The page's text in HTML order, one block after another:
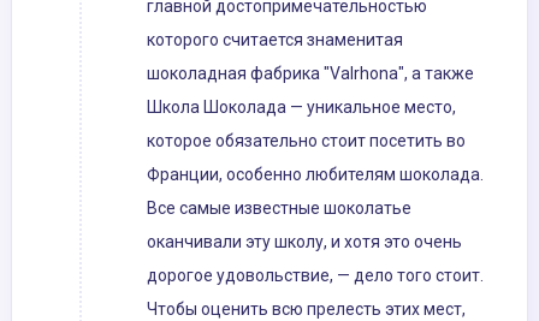
главной достопримечательностью
которого считается знаменитая
шоколадная фабрика "Valrhona", а также
Школа Шоколада — уникальное место,
которое обязательно стоит посетить во
Франции, особенно любителям шоколада.
Все самые известные шоколатье
оканчивали эту школу, и хотя это очень
дорогое удовольствие, — дело того стоит.
Чтобы оценить всю прелесть этих мест,